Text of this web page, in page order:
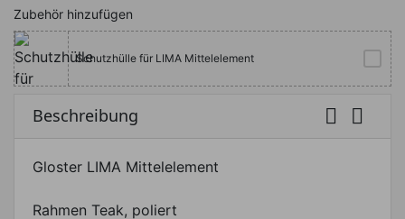
Zubehör hinzufügen
Schutzhülle für LIMA Mittelelement
Beschreibung  
Gloster LIMA Mittelelement
Rahmen Teak, poliert